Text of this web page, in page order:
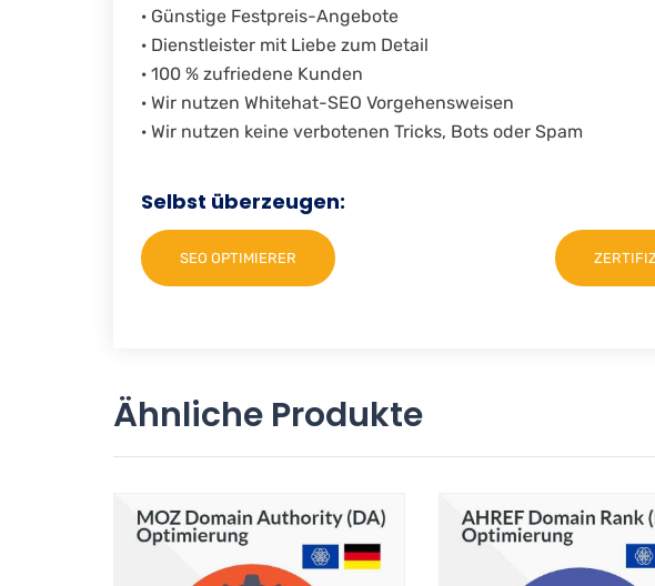
· Günstige Festpreis-Angebote
· Dienstleister mit Liebe zum Detail
· 100 % zufriedene Kunden
· Wir nutzen Whitehat-SEO Vorgehensweisen
· Wir nutzen keine verbotenen Tricks, Bots oder Spam
Selbst überzeugen:
SEO OPTIMIERER
Ähnliche Produkte